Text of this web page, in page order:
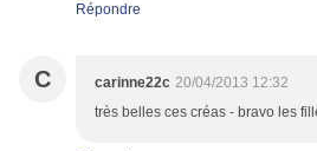
Répondre
C carinne22c 20/04/2013 12:32
très belles ces créas - bravo les